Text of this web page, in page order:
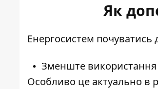
Як
Енергосистем почуватись
Зменште
Особливо це актуально в